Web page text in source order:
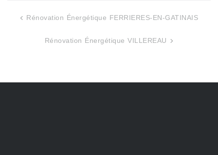
Rénovation Énergétique FERRIERES-EN-GATINAIS
Rénovation Énergétique VILLEREAU